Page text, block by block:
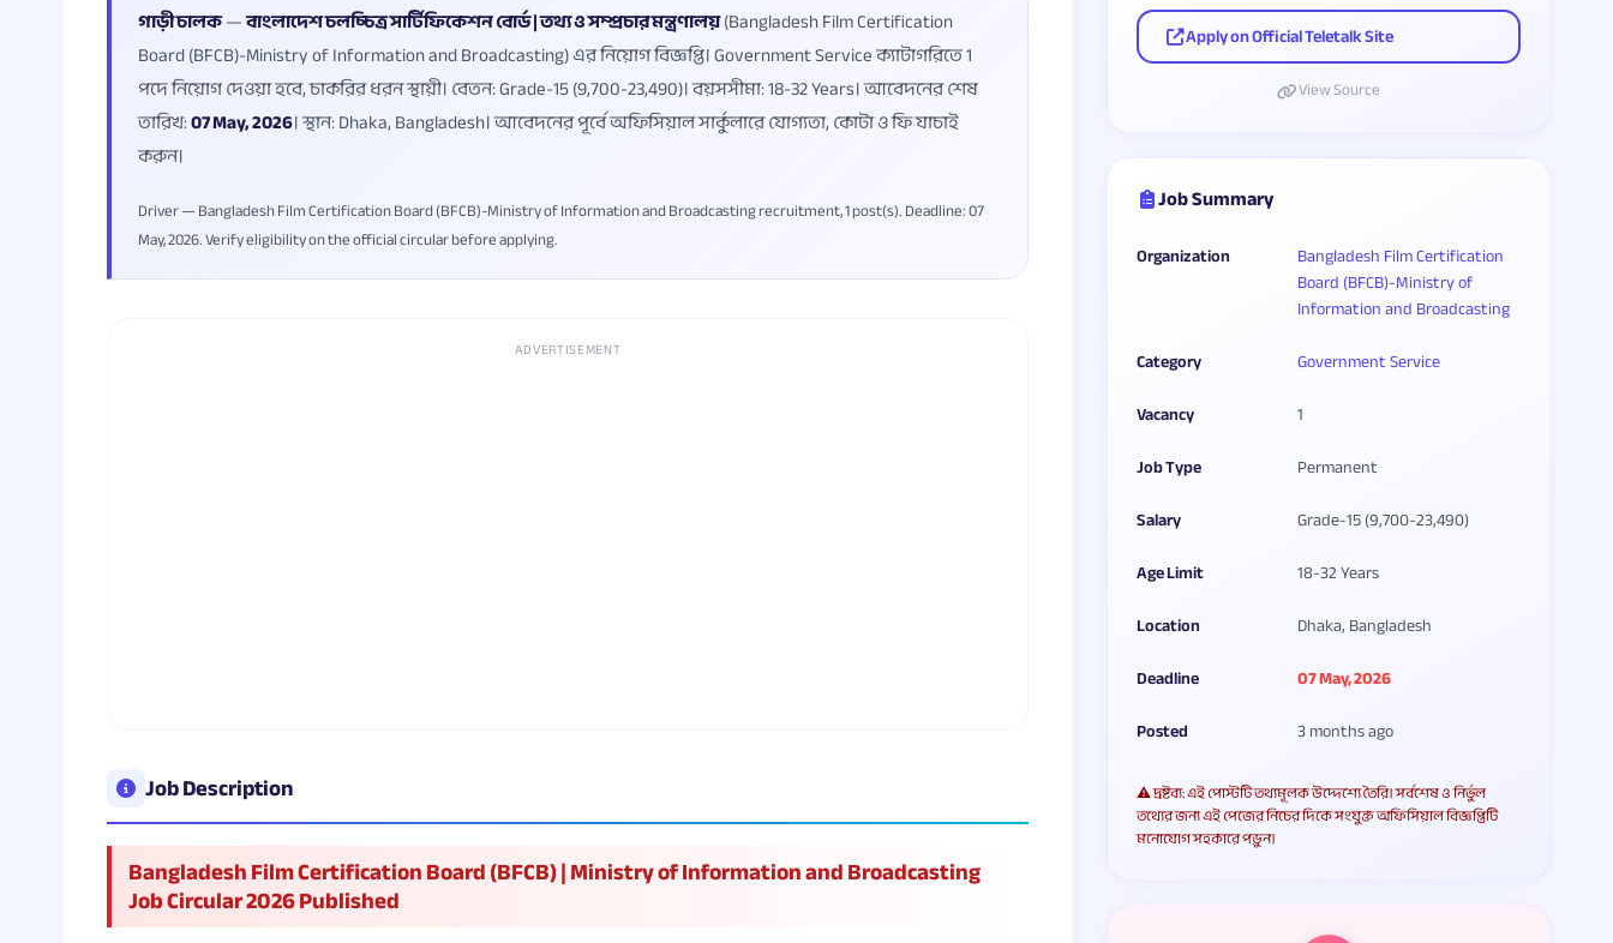
গাড়ী চালক—বাংলাদেশ চলচ্চিত্র সার্টিফিকেশন বোর্ড | তথ্য ও সম্প্রচার মন্ত্রণালয়(Bangladesh Film Certification
Board (BFCB)-Ministry of Information and Broadcasting) এর নিয়োগ বিজ্ঞপ্তি। Government Service ক্যাটাগরিতে 1
পদে নিয়োগ দেওয়া হবে, চাকরির ধরন স্থায়ী। বেতন: Grade-15 (9,700-23,490)। বয়সসীমা: 18-32 Years। আবেদনের শেষ
তারিখ:07 May, 2026। স্থান: Dhaka, Bangladesh। আবেদনের পূর্বে অফিসিয়াল সার্কুলারে যোগ্যতা, কোটা ও ফি যাচাই
করুন।
Driver — Bangladesh Film Certification Board (BFCB)-Ministry of Information and Broadcasting recruitment, 1 post(s). Deadline: 07
May, 2026. Verify eligibility on the official circular before applying.
ADVERTISEMENT
Job Description
Bangladesh Film Certification Board (BFCB) | Ministry of Information and Broadcasting
Job Circular 2026 Published
Apply on Official Teletalk Site
View Source
Job Summary
Organization
Bangladesh Film Certification
Board (BFCB)-Ministry of
Information and Broadcasting
Category
Government Service
Vacancy
1
Job Type
Permanent
Salary
Grade-15 (9,700-23,490)
Age Limit
18-32 Years
Location
Dhaka, Bangladesh
Deadline
07 May, 2026
Posted
3 months ago
⚠️ দ্রষ্টব্য: এই পোস্টটি তথ্যমূলক উদ্দেশ্যে তৈরি। সর্বশেষ ও নির্ভুল
তথ্যের জন্য এই পেজের নিচের দিকে সংযুক্ত অফিসিয়াল বিজ্ঞপ্তিটি
মনোযোগ সহকারে পড়ুন।